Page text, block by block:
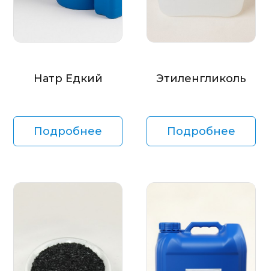
Натр Едкий
Подробнее
Этиленгликоль
Подробнее